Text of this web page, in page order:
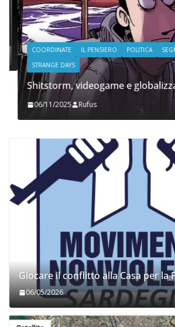
COORDINATE IL PENSIERO POLITICA
STRANGE DAYS
Shitstorm, videogame e
06/11/2025 Rufus
Giocare il conflitto alla Casa per la
06/05/2026